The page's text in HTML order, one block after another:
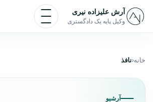
پرش به محتوا
آرش علیزاده نیری
وکیل پایه یک دادگستری
باز و بسته کردن منو
خانه نافذ
آرشیو